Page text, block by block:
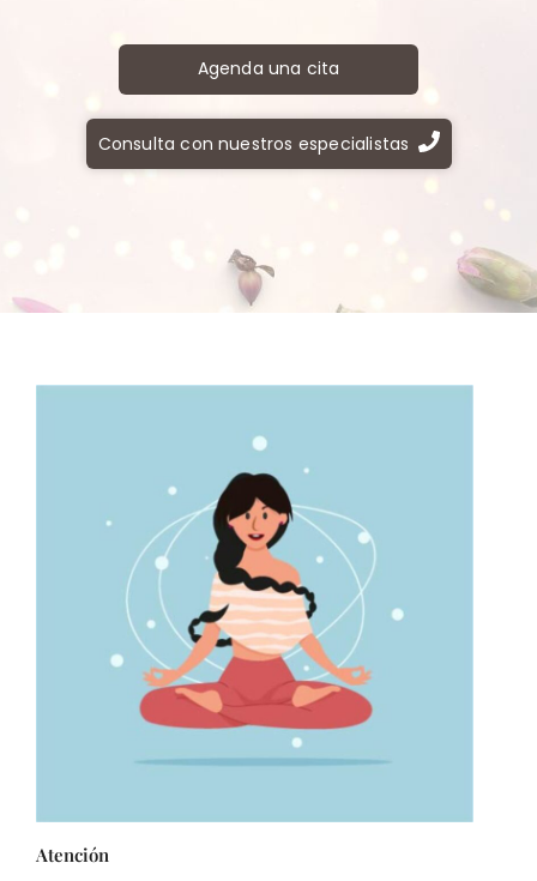
Agenda una cita
Consulta con nuestros especialistas
Atención